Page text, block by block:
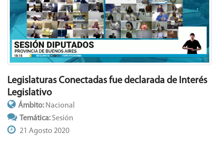
Legislaturas Conectadas fue declarada de Interés
Legislativo
Ámbito: Nacional
Temática:Sesión
21 Agosto 2020